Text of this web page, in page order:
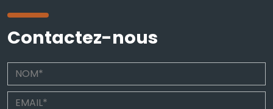
Contactez-nous